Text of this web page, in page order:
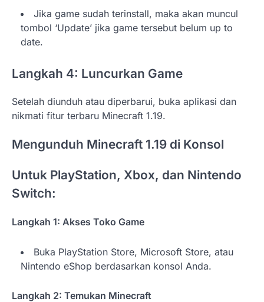
Jika game sudah terinstall, maka akan muncul
tombol ‘Update’ jika game tersebut belum up to
date.
Langkah 4: Luncurkan Game
Setelah diunduh atau diperbarui, buka aplikasi dan
nikmati fitur terbaru Minecraft 1.19.
Mengunduh Minecraft 1.19 di Konsol
Untuk PlayStation, Xbox, dan Nintendo
Switch:
Langkah 1: Akses Toko Game
Buka PlayStation Store, Microsoft Store, atau
Nintendo eShop berdasarkan konsol Anda.
Langkah 2: Temukan Minecraft